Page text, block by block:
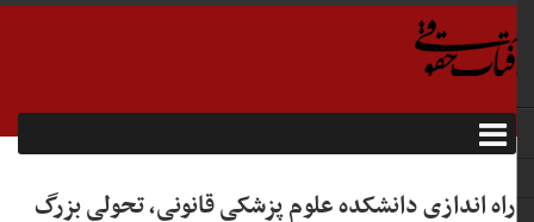
راه اندازی دانشکده علوم پزشکی قانونی، تحولی بزرگ